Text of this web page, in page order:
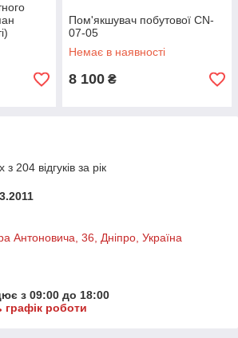
Пом'якшувач побутової CN-
07-05
Немає в наявності
8 100 ₴
204 відгуків за рік
Антоновича, 36, Дніпро, Україна
з 09:00 до 18:00
графік роботи